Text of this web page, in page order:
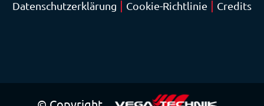
Datenschutzerklärung Cookie-Richtlinie Credits